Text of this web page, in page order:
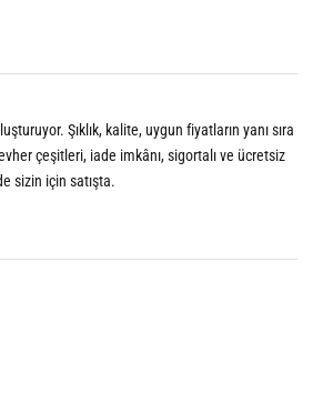
Şıklık, kalite, uygun fiyatların yanı sıra
çeşitleri, iade imkânı, sigortalı ve ücretsiz
sizin için satışta.